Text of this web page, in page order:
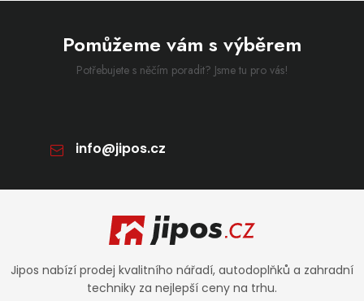
Pomůžeme vám s výběrem
Potřebujete s něčím poradit? Jsme tu pro vás!
info@jipos.cz
Zápatí
Jipos nabízí prodej kvalitního nářadí, autodoplňků a zahradní
techniky za nejlepší ceny na trhu.